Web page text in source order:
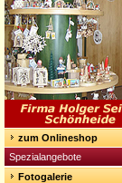
zum Onlineshop
Spezialangebote
Fotogalerie